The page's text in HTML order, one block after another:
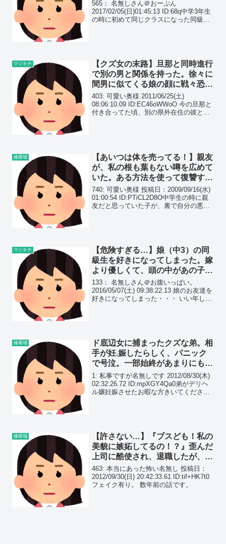
565： 名無しさん＠おーぷん
2017/02/05(日)01:45:13 ID:68q中学3年生
の時に初めて同じクラスになった同級生
マジキチ
【クズ女の末路】旦那と同時進行
で別の男と関係を持った。徐々に
間男に似てくる娘の顔に戦々恐々
していると…
403: 可愛い奥様 2011/06/25(土)
08:06:10.09 ID:EC46oWWoO 今の旦那と
付き合ってた頃、別の県外在住の彼とも
修羅場
【あいつは体を売ってる！】親友
が、私の根も葉もない噂を広めて
いた。ある方法を使って復讐する
と、立場が逆転し…
740: 可愛い奥様 投稿日：2009/09/16(水)
01:00:54 ID:PTiCL2D8O中学生の時に親
友だと思っていた子が、裏で自分の悪口
マジキチ
【危険すぎる…】娘（中3）の同
級生を好きになってしまった。嫁
より優しくて、頭の中があの子で
一杯。夏には海に連れていく予
定。水着姿を早く見たい…
133： 名無しさん＠お腹いっぱい。
2016/05/07(土) 09:38:22.13 娘のお友達を
好きになってしまった・・・ いい年して
修羅場
ド底辺女に捕まったクズな弟。相
手が妊.娠したらしく、パニック
で号泣。一部始終があまりにも酷
過ぎてｗｗ
1: 私事ですが名無しです 2012/08/30(木)
02:32:26.72 ID:mpXGY4Qa0弟がデリヘ
ル嬢妊娠させたお暇な方きいてくださ
修羅場
【許さない…】『ブスども！私の
美貌に嫉妬してるの！？』歪んだ
上司に酷使され、退職したが、あ
る現場で遭遇し、逆襲をした。
463: 本当にあった怖い名無し 投稿日：
2012/09/30(日) 20:42:33.61 ID:tif+HK7t0
フェイク有り。 数年前の話です。